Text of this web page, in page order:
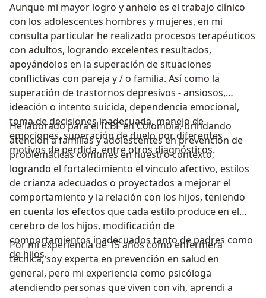
Aunque mi mayor logro y anhelo es el trabajo clínico
con los adolescentes hombres y mujeres, en mi
consulta particular he realizado procesos terapéuticos
con adultos, logrando excelentes resultados,
apoyándolos en la superación de situaciones
conflictivas con pareja y / o familia. Así como la
superación de trastornos depresivos - ansiosos,
ideación o intento suicida, dependencia emocional,
toma de decisiones inadecuada, manejo de
emociones, superación de duelo por diferentes
motivos de perdida, entre otros diagnósticos.
He laborado para el ICBF en Colombia, brindando
atención a familias y adolescentes en prevención de
problemáticas comunes en nuestro contexto,
logrando el fortalecimiento el vinculo afectivo, estilos
de crianza adecuados o proyectados a mejorar el
comportamiento y la relación con los hijos, teniendo
en cuenta los efectos que cada estilo produce en el
cerebro de los hijos, modificación de
comportamientos inadecuados tanto de padres como
de hijos.
Por mi experiencia de 15 años como enfermera
técnica, soy experta en prevención en salud en
general, pero mi experiencia como psicóloga
atendiendo personas que viven con vih, aprendi a